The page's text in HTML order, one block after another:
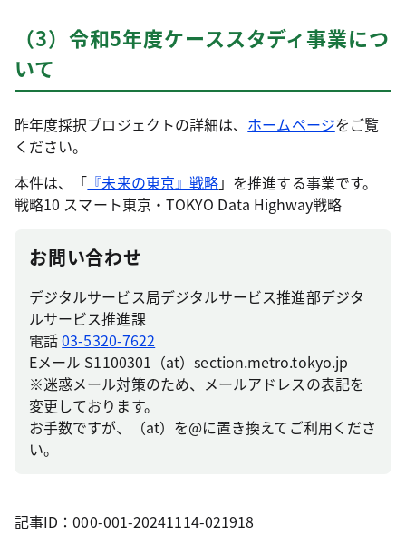
（3）令和5年度ケーススタディ事業につ
いて
昨年度採択プロジェクトの詳細は、 ホームページをご覧
ください。
本件は、「 『未来の東京』戦略」を推進する事業です。
戦略10 スマート東京・TOKYO Data Highway戦略
お問い合わせ
デジタルサービス局デジタルサービス推進部デジタ
ルサービス推進課
電話03-5320-7622
Eメール S1100301（at）section.metro.tokyo.jp
※迷惑メール対策のため、メールアドレスの表記を
変更しております。
お手数ですが、（at）を@に置き換えてご利用くださ
い。
記事ID：000-001-20241114-021918